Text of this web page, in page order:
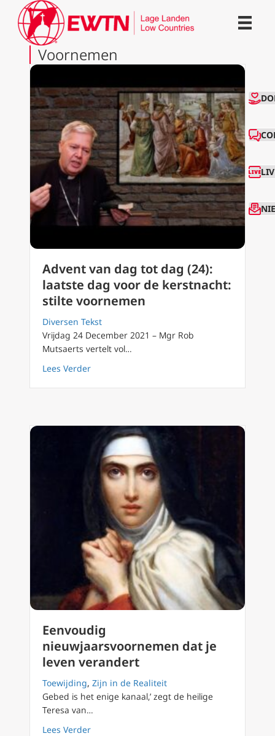
Voornemen
Advent van dag tot dag (24):
laatste dag voor de kerstnacht:
stilte voornemen
Diversen Tekst
Vrijdag 24 December 2021 – Mgr Rob
Mutsaerts vertelt vol…
Lees Verderabout Advent van dag tot dag (24): laatste
Eenvoudig
nieuwjaarsvoornemen dat je
leven verandert
Toewijding, Zijn in de Realiteit
Gebed is het enige kanaal,’ zegt de heilige
Teresa van…
Lees Verderabout Eenvoudig nieuwjaarsvoornemen dat